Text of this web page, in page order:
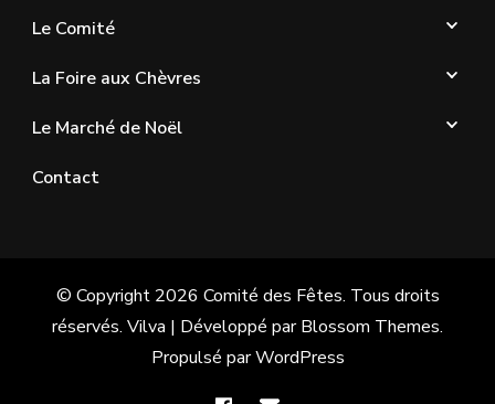
Le Comité
La Foire aux Chèvres
Le Marché de Noël
Contact
© Copyright 2026 Comité des Fêtes. Tous droits
réservés. Vilva | Développé parBlossom Themes.
Propulsé parWordPress